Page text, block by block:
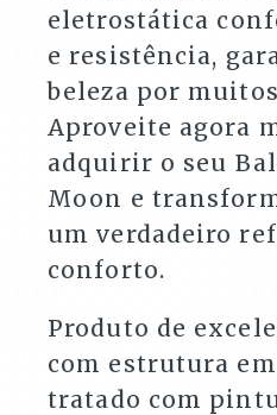
eletrostática
e resistência,
beleza por
Aproveite agora
adquirir o seu
Moon e
um verdadeiro
conforto.
Produto de
com estrutura
tratado com